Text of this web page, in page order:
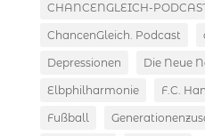
CHANCENGLEICH-
ChancenGleich. Podcast
Depressionen Die Neue
Elbphilharmonie F.C.
Fußball